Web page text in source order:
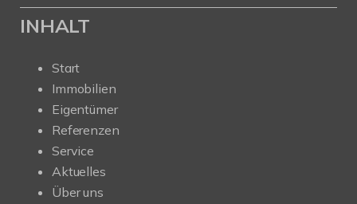
INHALT
Start
Immobilien
Eigentümer
Referenzen
Service
Aktuelles
Über uns